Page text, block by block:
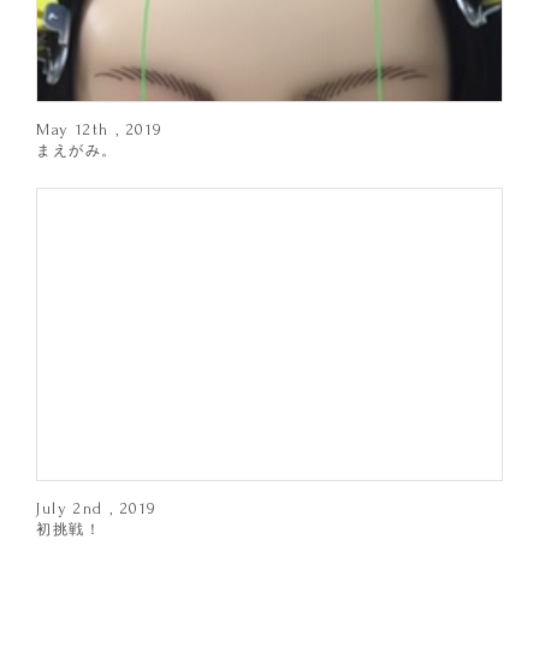
May 12th , 2019
まえがみ。
July 2nd , 2019
初挑戦！